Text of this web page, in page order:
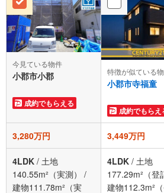
今見ている物件
小郡市小郡
成約でもらえる
特徴が似ている
小郡市寺福童
成約でもらえ
3,280万円 3,449万円
4LDK / 土地
140.55m²（実測）
/
建物111.78m²（実
4LDK / 土地
177.29m²（登
建物112.3m²（